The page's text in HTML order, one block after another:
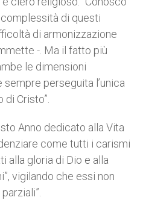
di questi
di armonizzazione
-. Ma il fatto più
le dimensioni
perseguita l’unica
Cristo”.
Anno dedicato alla Vita
come tutti i carismi
alla gloria di Dio e alla
vigilando che essi non